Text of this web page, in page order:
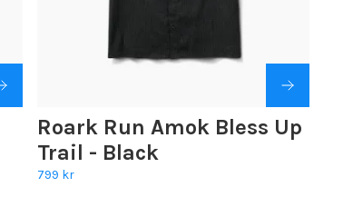
Roark Run Amok Bless Up
Trail - Black
799 kr